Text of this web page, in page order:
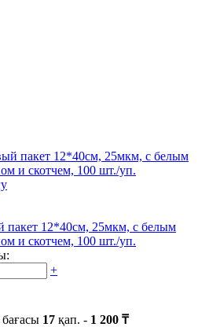
пакет 12*40см, 25мкм, с белым
и скотчем, 100 шт./уп.
+
17 қап. - 1 200 ₸